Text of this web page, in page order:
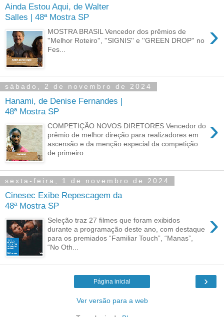
Ainda Estou Aqui, de Walter
Salles | 48ª Mostra SP
›
MOSTRA BRASIL Vencedor dos prêmios de
''Melhor Roteiro'', ''SIGNIS'' e ''GREEN DROP'' no
Fes...
sábado, 2 de novembro de 2024
Hanami, de Denise Fernandes |
48ª Mostra SP
›
COMPETIÇÃO NOVOS DIRETORES Vencedor do
prêmio de melhor direção para realizadores em
ascensão e da menção especial da competição
de primeiro...
sexta-feira, 1 de novembro de 2024
Cinesec Exibe Repescagem da
48ª Mostra SP
›
Seleção traz 27 filmes que foram exibidos
durante a programação deste ano, com destaque
para os premiados “Familiar Touch”, “Manas”,
“No Oth...
›
Página inicial
Ver versão para a web